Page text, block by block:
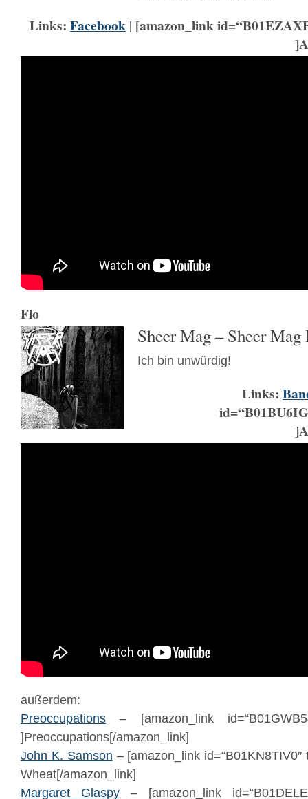
Links: Facebook | [amazon_link
Flo
Sheer Mag – Sheer
Ich bin unwürdig!
Links:
außerdem:
Preoccupations – [amazon_link
]Preoccupations[/amazon_link]
John K. Samson – [amazon_link id=“B01KN8TIV0″
Wheat[/amazon_link]
Margaret Glaspy – [amazon_link